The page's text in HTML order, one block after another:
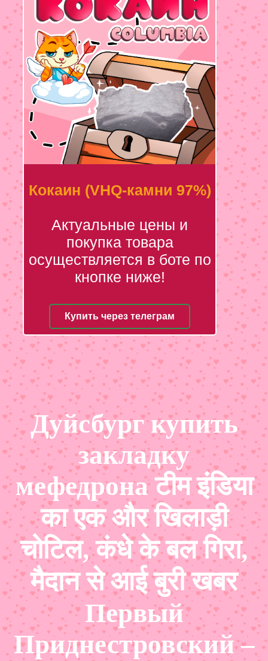
Кокаин (VHQ-камни 97%)
Актуальные цены и
покупка товара
осуществляется в боте по
кнопке ниже!
Купить через телеграм
Дуйсбург купить
закладку
мефедрона टीम इंडिया
का एक और खिलाड़ी
चोटिल, कंधे के बल गिरा,
मैदान से आई बुरी खबर
Первый
Приднестровский –